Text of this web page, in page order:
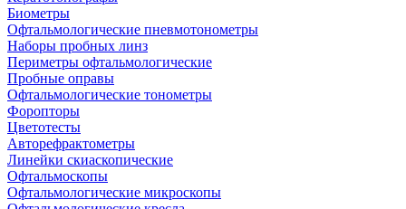
Биометры
Офтальмологические пневмотонометры
Наборы пробных линз
Периметры офтальмологические
Пробные оправы
Офтальмологические тонометры
Форопторы
Цветотесты
Авторефрактометры
Линейки скиаскопические
Офтальмоскопы
Офтальмологические микроскопы